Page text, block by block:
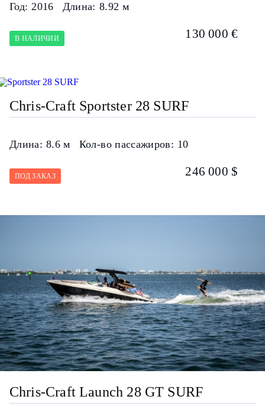
Год: 2016 Длина: 8.92 м
В НАЛИЧИИ 130 000 €
Chris-Craft Sportster 28 SURF
Длина: 8.6 м Кол-во пассажиров: 10
ПОД ЗАКАЗ 246 000 $
Chris-Craft Launch 28 GT SURF